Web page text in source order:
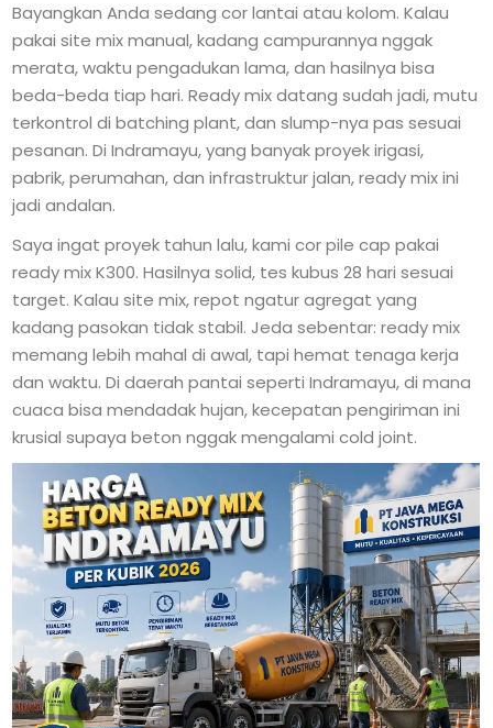
Bayangkan Anda sedang cor lantai atau kolom. Kalau
pakai site mix manual, kadang campurannya nggak
merata, waktu pengadukan lama, dan hasilnya bisa
beda-beda tiap hari. Ready mix datang sudah jadi, mutu
terkontrol di batching plant, dan slump-nya pas sesuai
pesanan. Di Indramayu, yang banyak proyek irigasi,
pabrik, perumahan, dan infrastruktur jalan, ready mix ini
jadi andalan.
Saya ingat proyek tahun lalu, kami cor pile cap pakai
ready mix K300. Hasilnya solid, tes kubus 28 hari sesuai
target. Kalau site mix, repot ngatur agregat yang
kadang pasokan tidak stabil. Jeda sebentar: ready mix
memang lebih mahal di awal, tapi hemat tenaga kerja
dan waktu. Di daerah pantai seperti Indramayu, di mana
cuaca bisa mendadak hujan, kecepatan pengiriman ini
krusial supaya beton nggak mengalami cold joint.